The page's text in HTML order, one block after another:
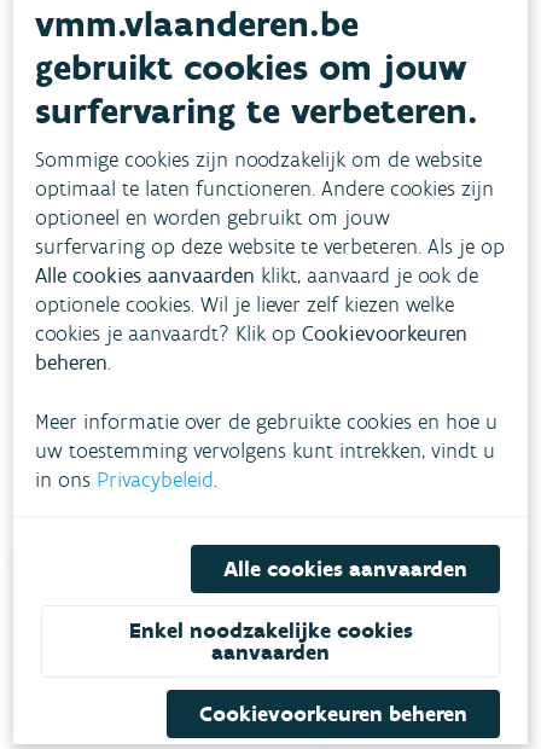
Liedekerke, Affligem, Ternat en Dilbeek maximaal
LIEDEKERKE, AFFLIGEM, TERNAT EN DILBEEK
BEHEER WATERLOPEN
DROOGTE
OVERSTROMINGEN
1 2 Volgende pagina
Resultaat 1-25 of 28
Heb je vragen?
Bekijk het overzicht van meestgestelde vragen
vmm.vlaanderen.be
gebruikt cookies om jouw
surfervaring te verbeteren.
Sommige cookies zijn noodzakelijk om de website
optimaal te laten functioneren. Andere cookies zijn
optioneel en worden gebruikt om jouw
surfervaring op deze website te verbeteren. Als je op
Alle cookies aanvaarden klikt, aanvaard je ook de
optionele cookies. Wil je liever zelf kiezen welke
cookies je aanvaardt? Klik opCookievoorkeuren
beheren.
Meer informatie over de gebruikte cookies en hoe u
uw toestemming vervolgens kunt intrekken, vindt u
in ons Privacybeleid.
Alle cookies aanvaarden
Enkel noodzakelijke cookies
aanvaarden
Cookievoorkeuren beheren